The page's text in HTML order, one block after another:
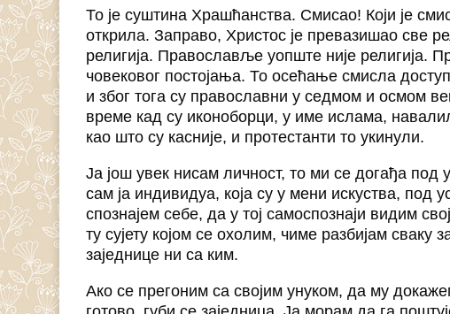
То је суштина Храшћанства. Смисао! Који је
открила. Заправо, Христос је превазишао све
религија. Православље уопште није религија.
човековог постојања. То осећање смисла
и због тога су православни у седмом и осмом
време кад су иконоборци, у име ислама,
као што су касније, и протестанти то укинули.
Ја још увек нисам личност, то ми се догађа
сам ја индивидуа, која су у мени искуства, под
спознајем себе, да у тој самоспознаји видим
ту сујету којом се охолим, чиме разбијам сваку
заједнице ни са ким.
Ако се прегоним са својим унуком, да му